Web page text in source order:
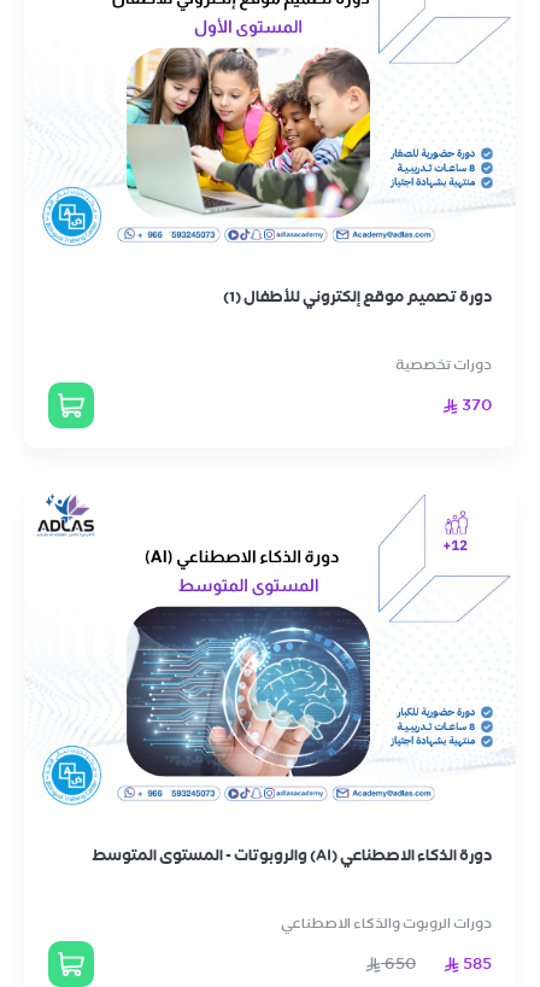
دورة تصميم موقع إلكتروني للأطفال (1)
دورات تخصصية
370
دورة الذكاء الاصطناعي (AI) والروبوتات - المستوى المتوسط
دورات الروبوت والذكاء الاصطناعي
585
650